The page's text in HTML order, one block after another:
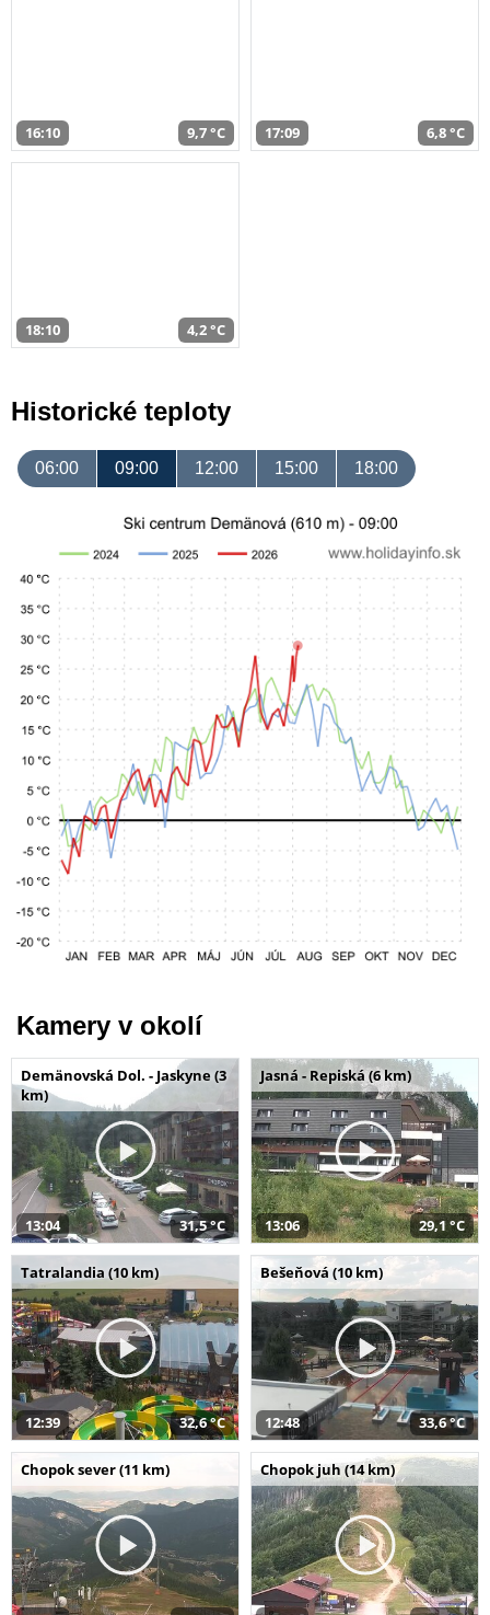
16:10 9,7 °C 17:09 6,8 °C
18:10 4,2 °C
Historické teploty
06:00 09:00 12:00 15:00 18:00
Kamery v okolí
Demänovská Dol. - Jaskyne (3
km)
13:04 31,5 °C
Jasná - Repiská (6 km)
13:06 29,1 °C
Tatralandia (10 km)
12:39 32,6 °C
Bešeňová (10 km)
12:48 33,6 °C
Chopok sever (11 km) Chopok juh (14 km)